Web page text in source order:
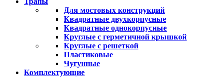
Для мостовых конструкций
Квадратные двухкорпусные
Квадратные однокорпусные
Круглые с герметичной крышкой
Круглые с решеткой
Пластиковые
Чугунные
Комплектующие